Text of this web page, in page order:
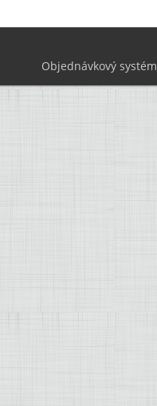
Objednávkový systém